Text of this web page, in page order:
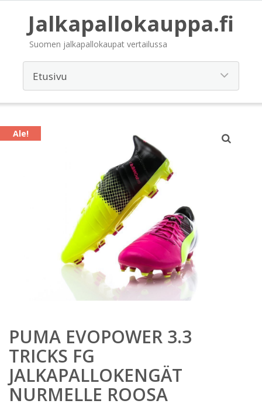
Jalkapallokauppa.fi
Suomen jalkapallokaupat vertailussa
Ale!
PUMA EVOPOWER 3.3
TRICKS FG
JALKAPALLOKENGÄT
NURMELLE ROOSA